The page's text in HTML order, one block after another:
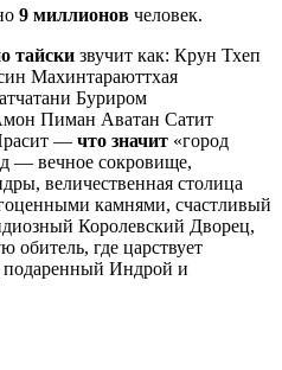
9 миллионов человек.
тайски звучит как: Крун Тхеп
Махинтараюттхая
Буриром
Пиман Аватан Сатит
— что значит «город
— вечное сокровище,
величественная столица
камнями, счастливый
Королевский Дворец,
где царствует
подаренный Индрой и